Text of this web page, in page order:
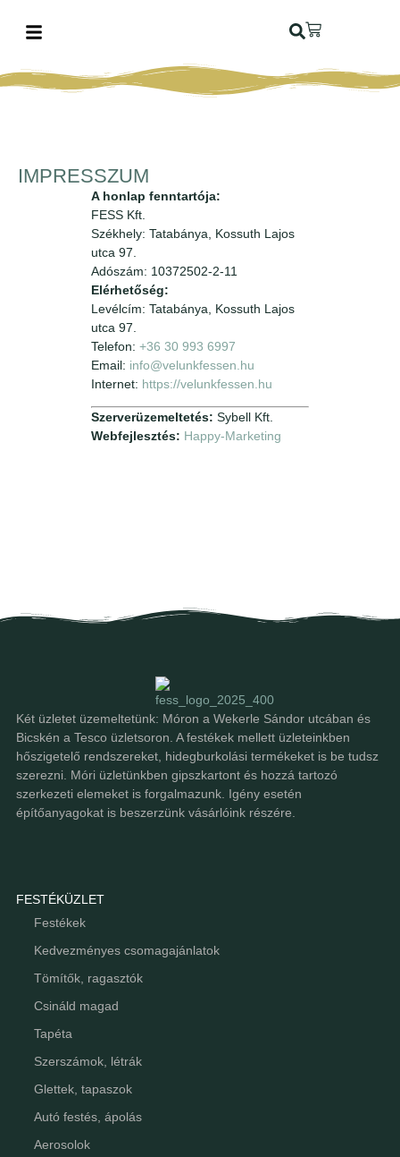
IMPRESSZUM
A honlap fenntartója:
FESS Kft.
Székhely: Tatabánya, Kossuth Lajos
utca 97.
Adószám: 10372502-2-11
Elérhetőség:
Levélcím: Tatabánya, Kossuth Lajos
utca 97.
Telefon: +36 30 993 6997
Email: info@velunkfessen.hu
Internet: https://velunkfessen.hu
Szerverüzemeltetés: Sybell Kft.
Webfejlesztés: Happy-Marketing
Két üzletet üzemeltetünk: Móron a Wekerle Sándor utcában és
Bicskén a Tesco üzletsoron. A festékek mellett üzleteinkben
hőszigetelő rendszereket, hidegburkolási termékeket is be tudsz
szerezni. Móri üzletünkben gipszkartont és hozzá tartozó
szerkezeti elemeket is forgalmazunk. Igény esetén
építőanyagokat is beszerzünk vásárlóink részére.
FESTÉKÜZLET
Festékek
Kedvezményes csomagajánlatok
Tömítők, ragasztók
Csináld magad
Tapéta
Szerszámok, létrák
Glettek, tapaszok
Autó festés, ápolás
Aerosolok